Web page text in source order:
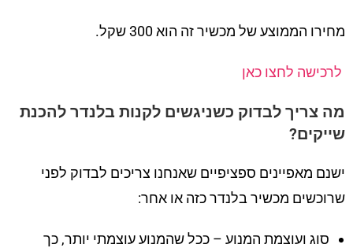
מחירו הממוצע של מכשיר זה הוא 300 שקל.
לרכישה לחצו כאן
מה צריך לבדוק כשניגשים לקנות בלנדר להכנת
שייקים?
ישנם מאפיינים ספציפיים שאנחנו צריכים לבדוק לפני
שרוכשים מכשיר בלנדר כזה או אחר:
סוג ועוצמת המנוע – ככל שהמנוע עוצמתי יותר, כך